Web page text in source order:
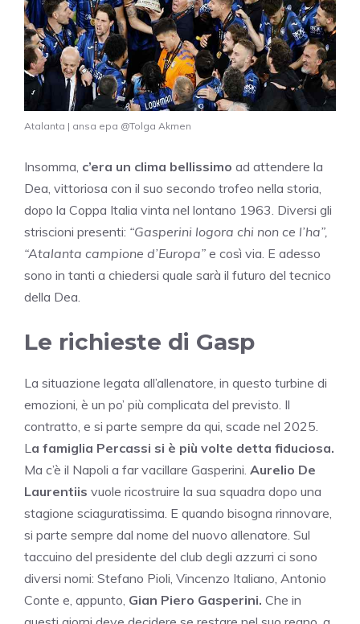
Atalanta | ansa epa @Tolga Akmen
Insomma, c’era un clima bellissimo ad attendere la
Dea, vittoriosa con il suo secondo trofeo nella storia,
dopo la Coppa Italia vinta nel lontano 1963. Diversi gli
striscioni presenti: “Gasperini logora chi non ce l’ha”,
“Atalanta campione d’Europa” e così via. E adesso
sono in tanti a chiedersi quale sarà il futuro del tecnico
della Dea.
Le richieste di Gasp
La situazione legata all’allenatore, in questo turbine di
emozioni, è un po’ più complicata del previsto. Il
contratto, e si parte sempre da qui, scade nel 2025.
La famiglia Percassi si è più volte detta fiduciosa.
Ma c’è il Napoli a far vacillare Gasperini. Aurelio De
Laurentiis vuole ricostruire la sua squadra dopo una
stagione sciaguratissima. E quando bisogna rinnovare,
si parte sempre dal nome del nuovo allenatore. Sul
taccuino del presidente del club degli azzurri ci sono
diversi nomi: Stefano Pioli, Vincenzo Italiano, Antonio
Conte e, appunto, Gian Piero Gasperini. Che in